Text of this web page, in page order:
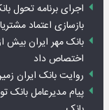
اجرای برنامه تحول
بازسازی اعتماد
اختصاص داد
روایت بانک ایران